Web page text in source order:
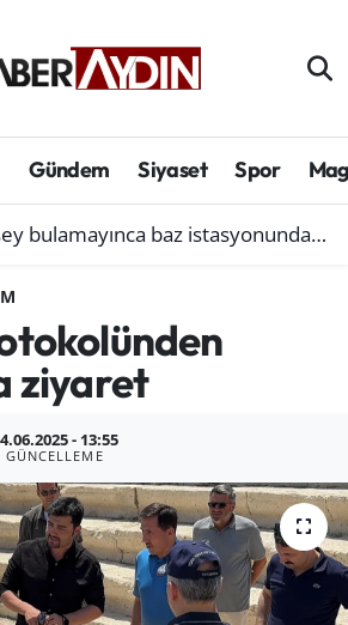
Gündem Siyaset Spor
baz istasyonundan akü çaldı
ziyaret
- 13:55
GÜNCELLEME
Durumu
Durumu ve Fikstür